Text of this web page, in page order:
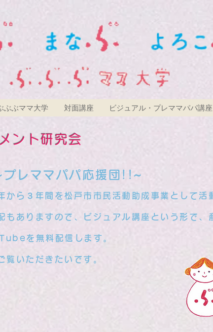
ぶぶママ大学 対面講座 ビジュアル・プレママパパ講座
ント研究会
レママパパ応援団!!~
ら３年間を松戸市市民活動助成事業として活
もありますので、ビジュアル講座という形で、
を無料配信します。
いただきたいです。